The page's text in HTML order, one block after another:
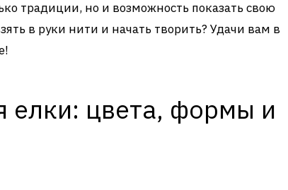
традиции, но и возможность показать свою
в руки нити и начать творить? Удачи вам в
елки: цвета, формы и